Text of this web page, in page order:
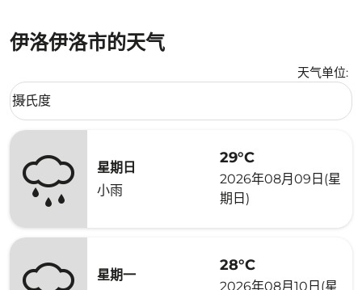
伊洛伊洛市的天气
天气单位:
Weather unit option 摄氏度 Selected
摄氏度
keyboard_arrow_down
星期日
小雨
29°C
2026年08月09日(星
期日)
星期一
28°C
2026年08月10日(星